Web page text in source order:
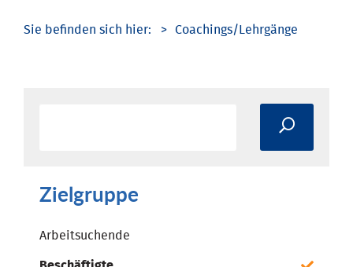
Coachings/­Lehrgänge
Zielgruppe
Arbeitsuchende